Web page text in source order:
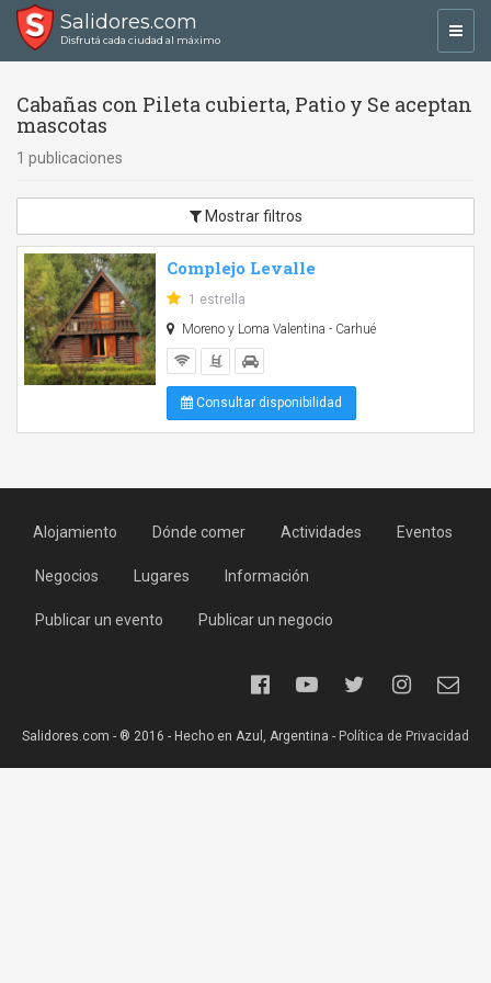
Salidores.com
Disfrutá cada ciudad al máximo
Cabañas con Pileta cubierta, Patio y Se aceptan
mascotas
1 publicaciones
Mostrar filtros
Complejo Levalle
1 estrella
Moreno y Loma Valentina - Carhué
Consultar disponibilidad
Alojamiento Dónde comer Actividades Eventos
Negocios Lugares Información
Publicar un evento Publicar un negocio
Salidores.com - ® 2016 - Hecho en Azul, Argentina - Política de Privacidad